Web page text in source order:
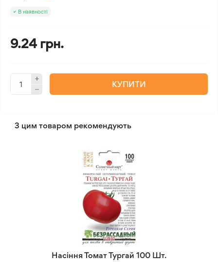
В наявності
9.24 грн.
КУПИТИ
З цим товаром рекомендують
Насіння Томат Тургай 100 Шт.